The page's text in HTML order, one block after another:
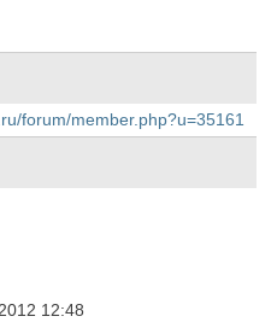
forum/member.php?u=35161
12:48